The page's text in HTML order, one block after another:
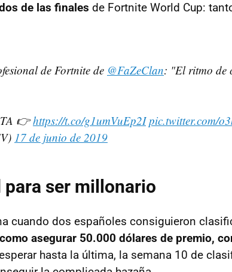
de las finales de Fortnite World Cup:
de Fortnite de @FaZeClan: "El ritmo de
👉https://t.co/g1umVuEp2I pic.twitter.com/
17 de junio de 2019
ser millonario
cuando dos españoles consiguieron
asegurar 50.000 dólares de premio,
hasta la última, la semana 10 de